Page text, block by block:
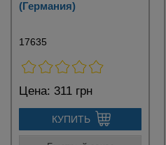
(Германия)
17635
Цена: 311 грн
КУПИТЬ